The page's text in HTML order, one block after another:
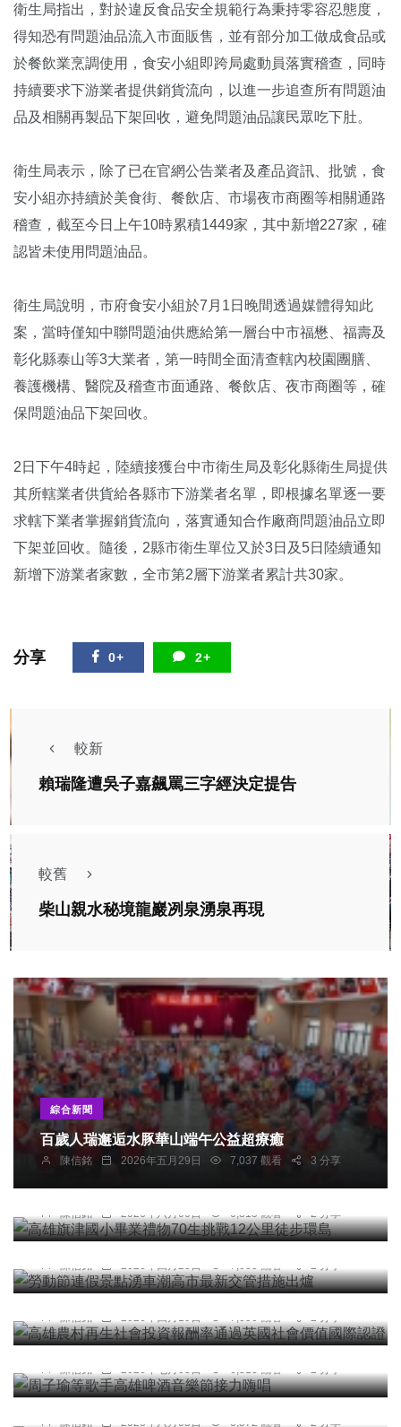
衛生局指出，對於違反食品安全規範行為秉持零容忍態度，
得知恐有問題油品流入市面販售，並有部分加工做成食品或
於餐飲業烹調使用，食安小組即跨局處動員落實稽查，同時
持續要求下游業者提供銷貨流向，以進一步追查所有問題油
品及相關再製品下架回收，避免問題油品讓民眾吃下肚。
衛生局表示，除了已在官網公告業者及產品資訊、批號，食
安小組亦持續於美食街、餐飲店、市場夜市商圈等相關通路
稽查，截至今日上午10時累積1449家，其中新增227家，確
認皆未使用問題油品。
衛生局說明，市府食安小組於7月1日晚間透過媒體得知此
案，當時僅知中聯問題油供應給第一層台中市福懋、福壽及
彰化縣泰山等3大業者，第一時間全面清查轄內校園團膳、
養護機構、醫院及稽查市面通路、餐飲店、夜市商圈等，確
保問題油品下架回收。
2日下午4時起，陸續接獲台中市衛生局及彰化縣衛生局提供
其所轄業者供貨給各縣市下游業者名單，即根據名單逐一要
求轄下業者掌握銷貨流向，落實通知合作廠商問題油品立即
下架並回收。隨後，2縣市衛生單位又於3日及5日陸續通知
新增下游業者家數，全市第2層下游業者累計共30家。
分享 0+ 2+
較新
賴瑞隆遭吳子嘉飆罵三字經決定提告
較舊
柴山親水秘境龍巖冽泉湧泉再現
綜合新聞
百歲人瑞邂逅水豚華山端午公益超療癒
陳信銘 2026年五月29日 7,037 觀看 3 分享
綜合新聞
高雄旗津國小畢業禮物70生挑戰12公里徒步環島
陳信銘 2026年六月06日 6,815 觀看 2 分享
綜合新聞
勞動節連假景點湧車潮高市最新交管措施出爐
陳信銘 2026年四月28日 7,083 觀看 2 分享
綜合新聞
高雄農村再生社會投資報酬率通過英國社會價值國
際認證
陳信銘 2026年四月19日 7,050 觀看 2 分享
綜合新聞
周子瑜等歌手高雄啤酒音樂節接力嗨唱
陳信銘 2026年七月03日 6,313 觀看 2 分享
社會
空軍T-34C初級教練機失事第二天空軍赴「伯公
廟」祈福
陳信銘 2026年六月03日 6,572 觀看 2 分享